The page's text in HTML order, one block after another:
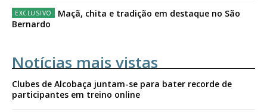
Maçã, chita e tradição em destaque no São
Bernardo
Notícias mais vistas
Clubes de Alcobaça juntam-se para bater recorde de
participantes em treino online